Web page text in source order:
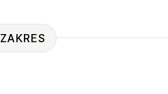
ZAKRES